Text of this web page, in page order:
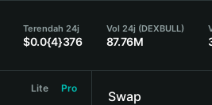
Terendah 24j
$0.0{4}376
Vol 24j (DEXBULL)
87.76M
Lite Pro
Swap